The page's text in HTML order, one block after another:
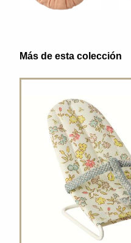
Más de esta colección